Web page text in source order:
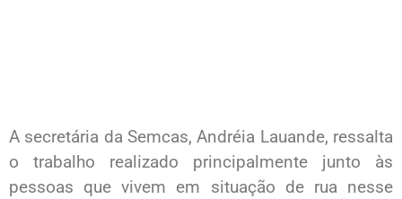
A secretária da Semcas, Andréia Lauande, ressalta
o trabalho realizado principalmente junto às
pessoas que vivem em situação de rua nesse